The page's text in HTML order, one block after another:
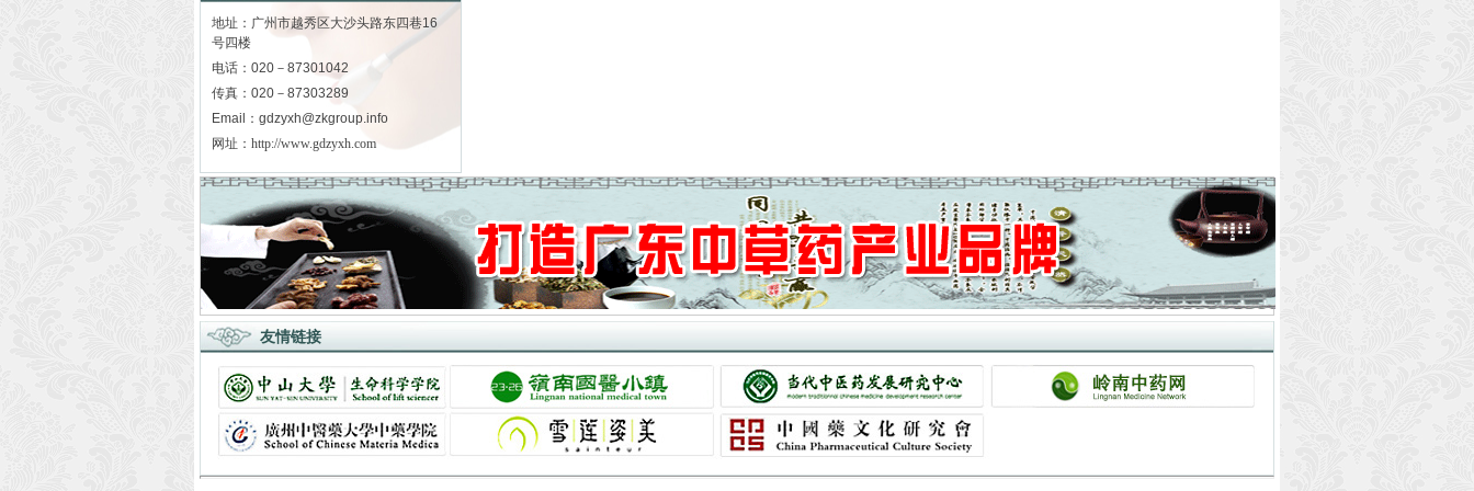
地址：广州市越秀区大沙头路东四巷16
号四楼
电话：020－87301042
传真：020－87303289
Email：gdzyxh@zkgroup.info
网址： http://www.gdzyxh.com
友情链接